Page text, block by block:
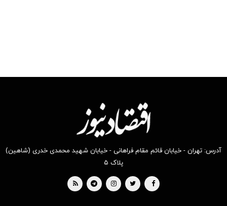
آدرس: تهران - خیابان قائم مقام فراهانی - خیابان شهید محمدی خدری (شاهین)
پلاک ۵